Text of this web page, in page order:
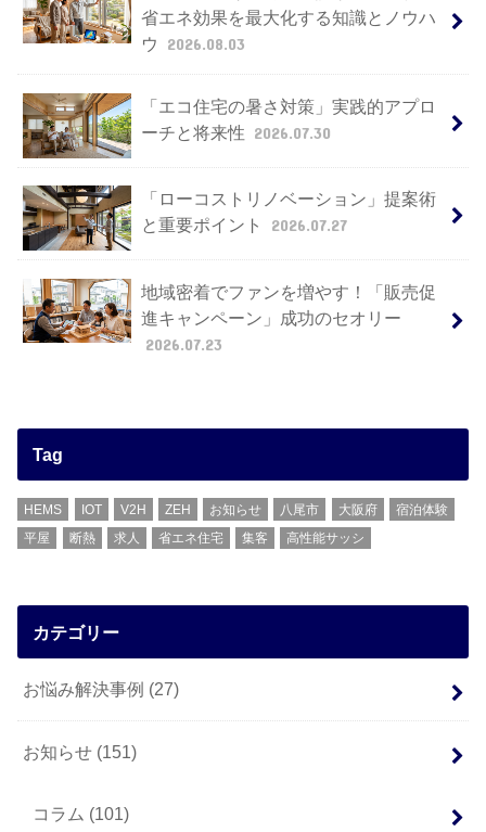
省エネ効果を最大化する知識とノウハ
ウ
2026.08.03
「エコ住宅の暑さ対策」実践的アプロ
ーチと将来性 2026.07.30
「ローコストリノベーション」提案術
と重要ポイント
2026.07.27
地域密着でファンを増やす！「販売促
進キャンペーン」成功のセオリー
2026.07.23
Tag
HEMS IOT V2H ZEH お知らせ 八尾市 大阪府
宿泊体験
平屋
断熱 求人 省エネ住宅 集客 高性能サッシ
カテゴリー
お悩み解決事例 (27)
お知らせ (151)
コラム (101)